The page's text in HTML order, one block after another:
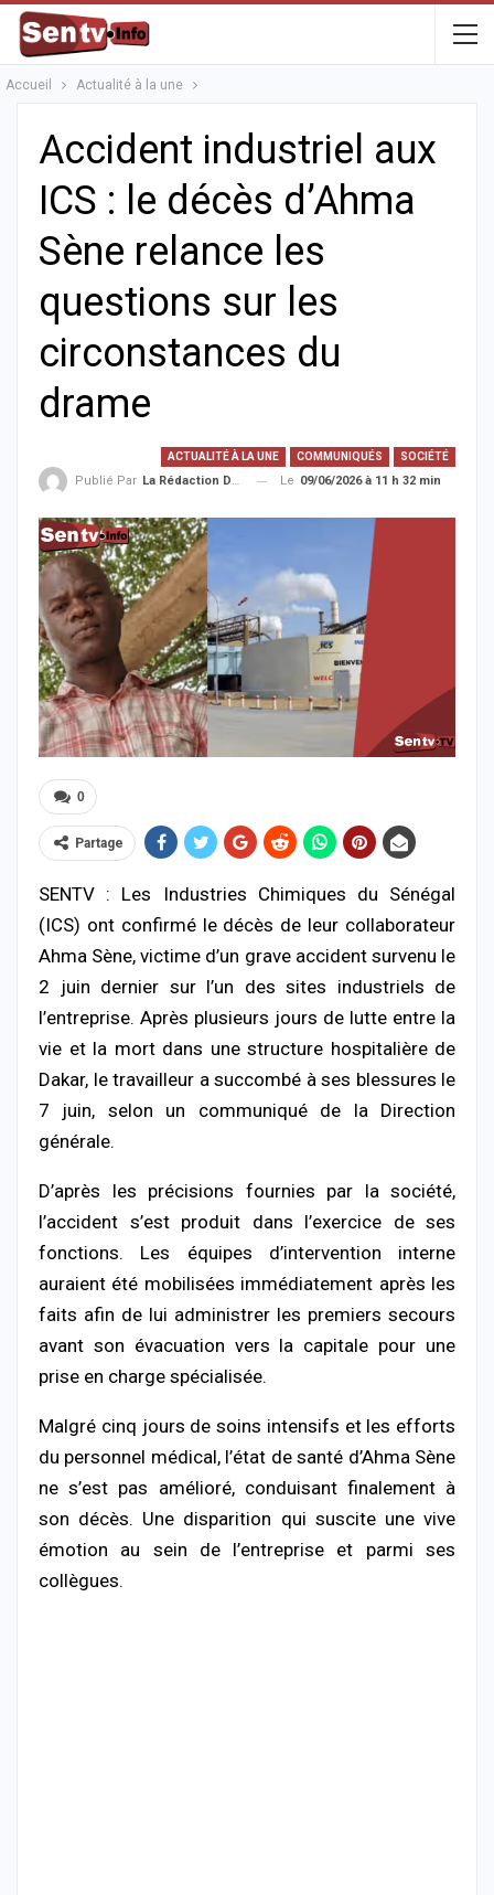
Accueil Actualité à la une
Accident industriel aux
ICS : le décès d’Ahma
Sène relance les
questions sur les
circonstances du
drame
ACTUALITÉ À LA UNE COMMUNIQUÉS SOCIÉTÉ
Publié Par La Rédaction De La SenTV.info Le 09/06/2026 à 11 h 32 min
0
Partage
SENTV : Les Industries Chimiques du Sénégal
(ICS) ont confirmé le décès de leur collaborateur
Ahma Sène, victime d’un grave accident survenu le
2 juin dernier sur l’un des sites industriels de
l’entreprise. Après plusieurs jours de lutte entre la
vie et la mort dans une structure hospitalière de
Dakar, le travailleur a succombé à ses blessures le
7 juin, selon un communiqué de la Direction
générale.
D’après les précisions fournies par la société,
l’accident s’est produit dans l’exercice de ses
fonctions. Les équipes d’intervention interne
auraient été mobilisées immédiatement après les
faits afin de lui administrer les premiers secours
avant son évacuation vers la capitale pour une
prise en charge spécialisée.
Malgré cinq jours de soins intensifs et les efforts
du personnel médical, l’état de santé d’Ahma Sène
ne s’est pas amélioré, conduisant finalement à
son décès. Une disparition qui suscite une vive
émotion au sein de l’entreprise et parmi ses
collègues.